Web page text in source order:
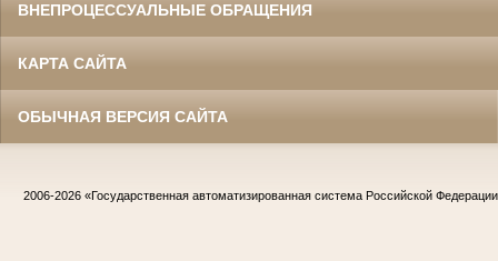
ВНЕПРОЦЕССУАЛЬНЫЕ ОБРАЩЕНИЯ
КАРТА САЙТА
ОБЫЧНАЯ ВЕРСИЯ САЙТА
2006-2026 «Государственная автоматизированная система Российской